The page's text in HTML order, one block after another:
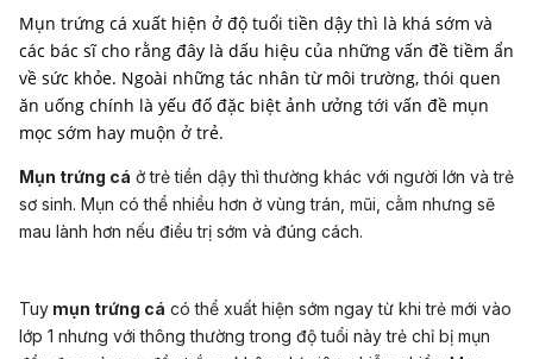
Mụn trứng cá xuất hiện ở độ tuổi tiền dậy thì là khá sớm và
các bác sĩ cho rằng đây là dấu hiệu của những vấn đề tiềm ẩn
về sức khỏe. Ngoài những tác nhân từ môi trường, thói quen
ăn uống chính là yếu đố đặc biệt ảnh ưởng tới vấn đề mụn
mọc sớm hay muộn ở trẻ.
Mụn trứng cá ở trẻ tiền dậy thì thường khác với người lớn và trẻ
sơ sinh. Mụn có thể nhiều hơn ở vùng trán, mũi, cằm nhưng sẽ
mau lành hơn nếu điều trị sớm và đúng cách.
Tuy mụn trứng cá có thể xuất hiện sớm ngay từ khi trẻ mới vào
lớp 1 nhưng với thông thường trong độ tuổi này trẻ chỉ bị mụn